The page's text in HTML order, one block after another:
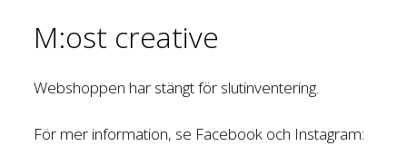
M:ost creative
Webshoppen har stängt för slutinventering.
För mer information, se Facebook och Instagram: